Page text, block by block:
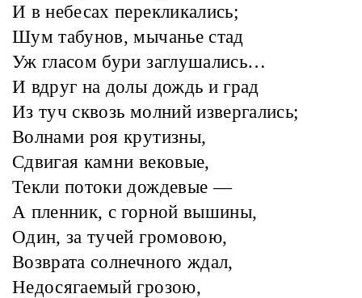
И в небесах перекликались;
Шум табунов, мычанье стад
Уж гласом бури заглушались…
И вдруг на долы дождь и град
Из туч сквозь молний извергались;
Волнами роя крутизны,
Сдвигая камни вековые,
Текли потоки дождевые —
А пленник, с горной вышины,
Один, за тучей громовою,
Возврата солнечного ждал,
Недосягаемый грозою,